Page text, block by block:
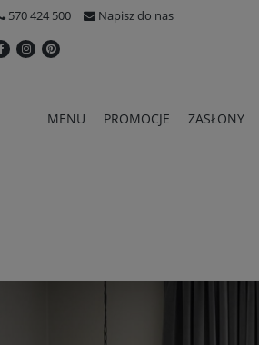
570 424 500 Napisz do nas
MENU PROMOCJE ZASŁONY